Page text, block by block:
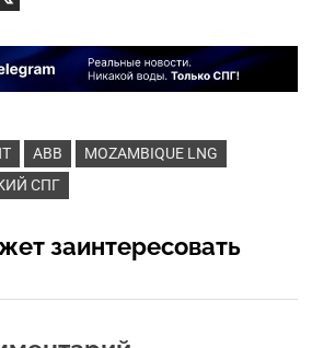
ABB
MOZAMBIQUE LNG
СПГ
заинтересовать